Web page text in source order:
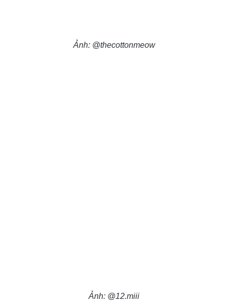
Ảnh: @thecottonmeow
Ảnh: @12.miii